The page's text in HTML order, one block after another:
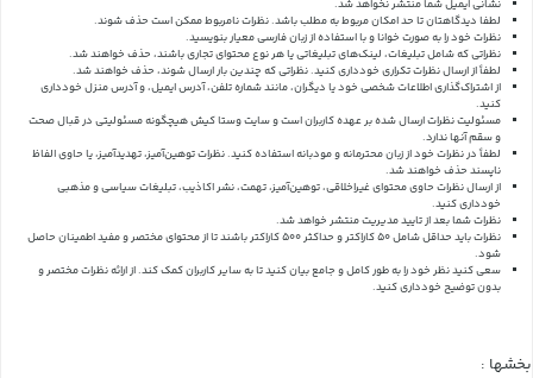
نشانی ایمیل شما منتشر نخواهد شد.
لطفا دیدگاهتان تا حد امکان مربوط به مطلب باشد. نظرات نامربوط ممکن است حذف شوند.
نظرات خود را به صورت خوانا و با استفاده از زبان فارسی معیار بنویسید.
نظراتی که شامل تبلیغات، لینک‌های تبلیغاتی یا هر نوع محتوای تجاری باشند، حذف خواهند شد.
لطفاً از ارسال نظرات تکراری خودداری کنید. نظراتی که چندین بار ارسال شوند، حذف خواهند شد.
از اشتراک‌گذاری اطلاعات شخصی خود یا دیگران، مانند شماره تلفن، آدرس ایمیل، و آدرس منزل خودداری
کنید.
مسئولیت نظرات ارسال شده بر عهده کاربران است و سایت وستا کیش هیچگونه مسئولیتی در قبال صحت
و سقم آنها ندارد.
لطفاً در نظرات خود از زبان محترمانه و مودبانه استفاده کنید. نظرات توهین‌آمیز، تهدیدآمیز، یا حاوی الفاظ
ناپسند حذف خواهند شد.
از ارسال نظرات حاوی محتوای غیراخلاقی، توهین‌آمیز، تهمت، نشر اکاذیب، تبلیغات سیاسی و مذهبی
خودداری کنید.
نظرات شما بعد از تایید مدیریت منتشر خواهد شد.
نظرات باید حداقل شامل 50 کاراکتر و حداکثر 500 کاراکتر باشند تا از محتوای مختصر و مفید اطمینان حاصل
شود.
سعی کنید نظر خود را به طور کامل و جامع بیان کنید تا به سایر کاربران کمک کند.از ارائه نظرات مختصر و
بدون توضیح خودداری کنید.
بخشها :